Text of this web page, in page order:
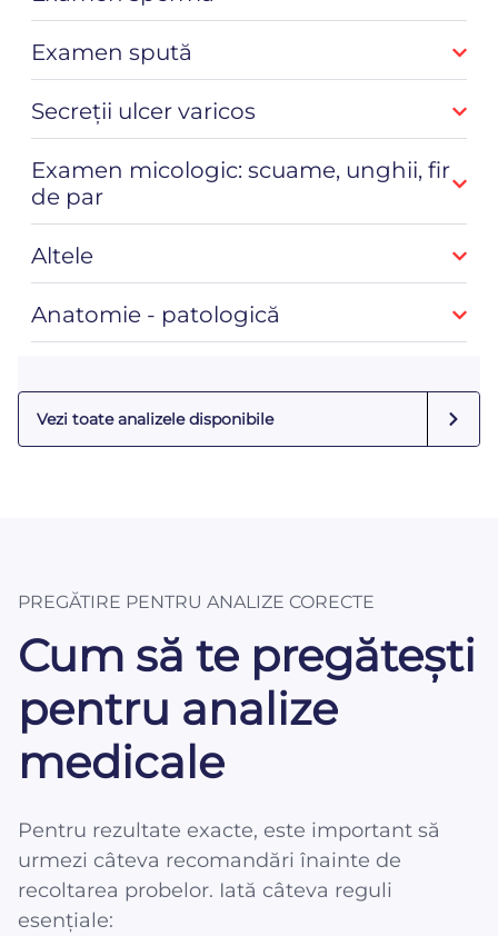
Examen spută
Secreții ulcer varicos
Examen micologic: scuame, unghii, fir
de par
Altele
Anatomie - patologică
Vezi toate analizele disponibile
PREGĂTIRE PENTRU ANALIZE CORECTE
Cum să te pregătești
pentru analize
medicale
Pentru rezultate exacte, este important să
urmezi câteva recomandări înainte de
recoltarea probelor. Iată câteva reguli
esențiale: